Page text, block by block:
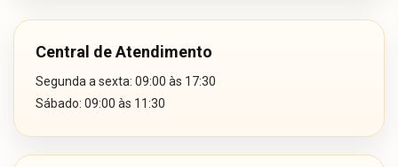
Central de Atendimento
Segunda a sexta: 09:00 às 17:30
Sábado: 09:00 às 11:30